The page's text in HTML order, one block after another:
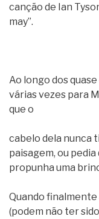
canção de Ian
may”.
Ao longo dos
várias vezes para
que o
cabelo dela nunca
paisagem, ou
propunha uma
Quando finalmente
(podem não ter